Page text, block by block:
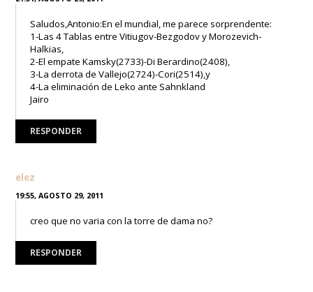
Saludos,Antonio:En el mundial, me parece sorprendente:
1-Las 4 Tablas entre Vitiugov-Bezgodov y Morozevich-
Halkias,
2-El empate Kamsky(2733)-Di Berardino(2408),
3-La derrota de Vallejo(2724)-Cori(2514),y
4-La eliminación de Leko ante Sahnkland
Jairo
RESPONDER
elez
19:55, AGOSTO 29, 2011
creo que no varia con la torre de dama no?
RESPONDER